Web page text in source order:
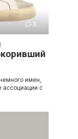
0
имен,
ассоциации с